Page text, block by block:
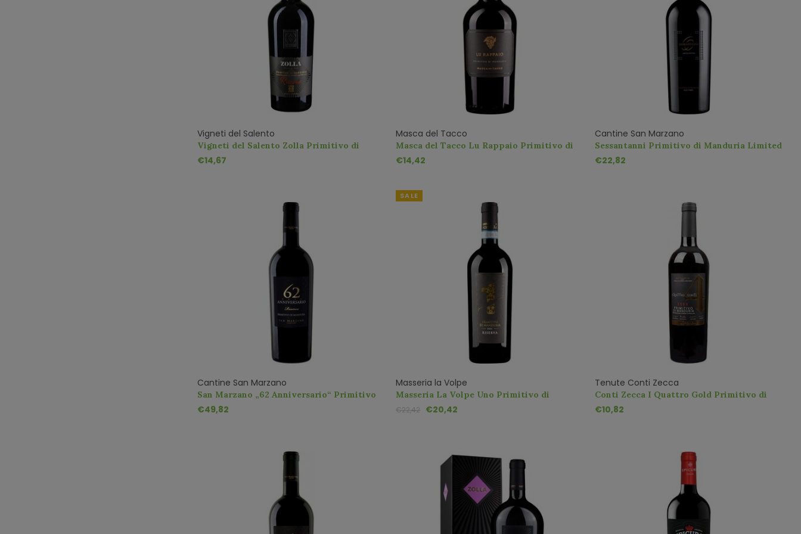
Vigneti del Salento
Vigneti del Salento Zolla Primitivo di
Manduria DOP Riserva
€14,67
Masca del Tacco
Masca del Tacco Lu Rappaio Primitivo di
Manduria
€14,42
Cantine San Marzano
Sessantanni Primitivo di Manduria Limited
Edition
€22,82
Cantine San Marzano
San Marzano „62 Anniversario“ Primitivo
di Manduria 1,5 Liter Magnum
€49,82
SALE
Masseria la Volpe
Masseria La Volpe Uno Primitivo di
Manduria DOC Riserva Premium Edition
€22,42 €20,42
Tenute Conti Zecca
Conti Zecca I Quattro Gold Primitivo di
Manduria
€10,82